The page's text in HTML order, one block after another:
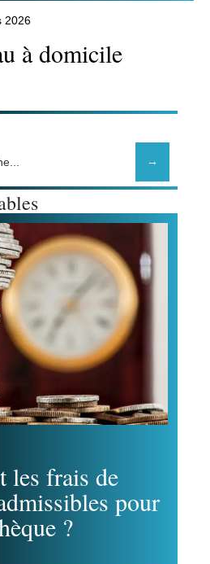
2026
à domicile
les frais de
pour
?